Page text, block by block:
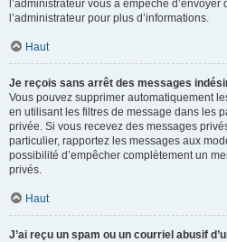
l’administrateur vous a empêché
l’administrateur pour plus d’informations.
Haut
Je reçois sans arrêt des messages
Vous pouvez supprimer automatiquement
en utilisant les filtres de message dans les
privée. Si vous recevez des messages
particulier, rapportez les messages aux
possibilité d’empêcher complètement un
privés.
Haut
J’ai reçu un spam ou un courriel abusif